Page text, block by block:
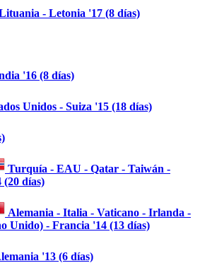
- Letonia '17 (8 días)
'16 (8 días)
Unidos - Suiza '15 (18 días)
Turquía - EAU - Qatar - Taiwán -
días)
Alemania - Italia - Vaticano - Irlanda -
Unido) - Francia '14 (13 días)
'13 (6 días)